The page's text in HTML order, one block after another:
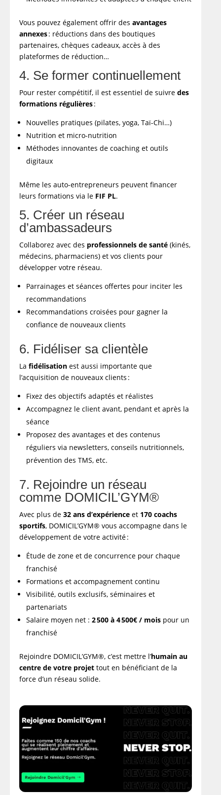
Vous pouvez également offrir desavantages
annexes: réductions dans des boutiques
partenaires, chèques cadeaux, accès à des
plateformes de réduction…
4. Se former continuellement
Pour rester compétitif, il est essentiel de suivredes
formations régulières:
Nouvelles pratiques (pilates, yoga, Taï-Chi…)
Nutrition et micro-nutrition
Méthodes innovantes de coaching et outils
digitaux
Même les auto-entrepreneurs peuvent financer
leurs formations via le FIF PL.
5. Créer un réseau
d’ambassadeurs
Collaborez avec des professionnels de santé (kinés,
médecins, pharmaciens) et vos clients pour
développer votre réseau.
Parrainages et séances offertes pour inciter les
recommandations
Recommandations croisées pour gagner la
confiance de nouveaux clients
6. Fidéliser sa clientèle
Lafidélisation est aussi importante que
l’acquisition de nouveaux clients :
Fixez des objectifs adaptés et réalistes
Accompagnez le client avant, pendant et après la
séance
Proposez des avantages et des contenus
réguliers via newsletters, conseils nutritionnels,
prévention des TMS, etc.
7. Rejoindre un réseau
comme DOMICIL’GYM®
Avec plus de32 ans d’expérience et 170 coachs
sportifs, DOMICIL’GYM® vous accompagne dans le
développement de votre activité :
Étude de zone et de concurrence pour chaque
franchisé
Formations et accompagnement continu
Visibilité, outils exclusifs, séminaires et
partenariats
Salaire moyen net :2 500 à 4 500€ / mois pour un
franchisé
Rejoindre DOMICIL’GYM®, c’est mettre l’humain au
centre de votre projet tout en bénéficiant de la
force d’un réseau solide.